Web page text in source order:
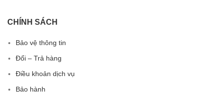
CHÍNH SÁCH
Bảo vệ thông tin
Đổi – Trả hàng
Điều khoản dịch vụ
Bảo hành